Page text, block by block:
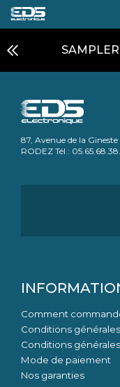
87, Avenue de la
RODEZ Tél :
Comment
Conditions
Conditions
Mode de paiement
Nos garanties